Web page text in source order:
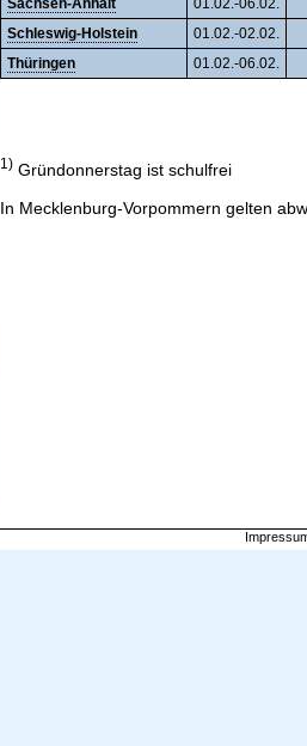
Sachsen-Anhalt
01.02.-06.02.
Schleswig-Holstein
01.02.-02.02.
Thüringen
01.02.-06.02.
1) Gründonnerstag ist schulfrei
In Mecklenburg-Vorpommern gelten